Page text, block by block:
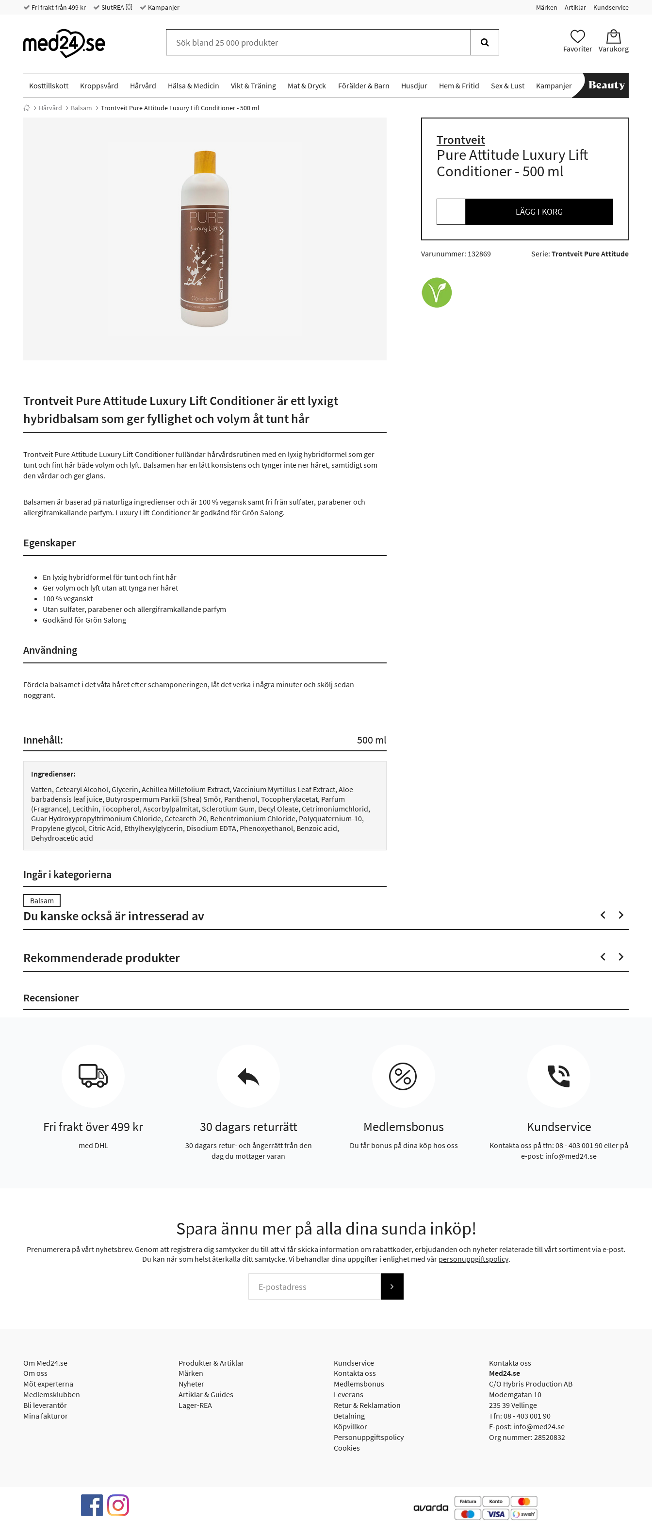
Fri frakt från 499 kr SlutREA 💥 Kampanjer Märken Artiklar Kundservice
Favoriter Varukorg
Kosttillskott Kroppsvård Hårvård Hälsa & Medicin Vikt & Träning Mat & Dryck Förälder & Barn Husdjur Hem & Fritid Sex & Lust Kampanjer
Hårvård Balsam Trontveit Pure Attitude Luxury Lift Conditioner - 500 ml
Trontveit
Pure Attitude Luxury Lift
Conditioner - 500 ml
LÄGG I KORG
Varunummer: 132869 Serie: Trontveit Pure Attitude
Trontveit Pure Attitude Luxury Lift Conditioner är ett lyxigt
hybridbalsam som ger fyllighet och volym åt tunt hår
Trontveit Pure Attitude Luxury Lift Conditioner fulländar hårvårdsrutinen med en lyxig hybridformel som ger
tunt och fint hår både volym och lyft. Balsamen har en lätt konsistens och tynger inte ner håret, samtidigt som
den vårdar och ger glans.
Balsamen är baserad på naturliga ingredienser och är 100 % vegansk samt fri från sulfater, parabener och
allergiframkallande parfym. Luxury Lift Conditioner är godkänd för Grön Salong.
Egenskaper
En lyxig hybridformel för tunt och fint hår
Ger volym och lyft utan att tynga ner håret
100 % veganskt
Utan sulfater, parabener och allergiframkallande parfym
Godkänd för Grön Salong
Användning
Fördela balsamet i det våta håret efter schamponeringen, låt det verka i några minuter och skölj sedan
noggrant.
Innehåll: 500 ml
Ingredienser:
Vatten, Cetearyl Alcohol, Glycerin, Achillea Millefolium Extract, Vaccinium Myrtillus Leaf Extract, Aloe
barbadensis leaf juice, Butyrospermum Parkii (Shea) Smör, Panthenol, Tocopherylacetat, Parfum
(Fragrance), Lecithin, Tocopherol, Ascorbylpalmitat, Sclerotium Gum, Decyl Oleate, Cetrimoniumchlorid,
Guar Hydroxypropyltrimonium Chloride, Ceteareth-20, Behentrimonium Chloride, Polyquaternium-10,
Propylene glycol, Citric Acid, Ethylhexylglycerin, Disodium EDTA, Phenoxyethanol, Benzoic acid,
Dehydroacetic acid
Ingår i kategorierna
Balsam
Du kanske också är intresserad av
Rekommenderade produkter
Recensioner
Fri frakt över 499 kr
med DHL
30 dagars returrätt
30 dagars retur- och ångerrätt från den
dag du mottager varan
Medlemsbonus
Du får bonus på dina köp hos oss
Kundservice
Kontakta oss på tfn: 08 - 403 001 90 eller på
e-post: info@med24.se
Spara ännu mer på alla dina sunda inköp!
Prenumerera på vårt nyhetsbrev. Genom att registrera dig samtycker du till att vi får skicka information om rabattkoder, erbjudanden och nyheter relaterade till vårt sortiment via e-post.
Du kan när som helst återkalla ditt samtycke. Vi behandlar dina uppgifter i enlighet med vår personuppgiftspolicy.
Om Med24.se
Om oss
Möt experterna
Medlemsklubben
Bli leverantör
Mina fakturor
Produkter & Artiklar
Märken
Nyheter
Artiklar & Guides
Lager-REA
Kundservice
Kontakta oss
Medlemsbonus
Leverans
Retur & Reklamation
Betalning
Köpvillkor
Personuppgiftspolicy
Cookies
Kontakta oss
Med24.se
C/O Hybris Production AB
Modemgatan 10
235 39 Vellinge
Tfn: 08 - 403 001 90
E-post: info@med24.se
Org nummer: 28520832